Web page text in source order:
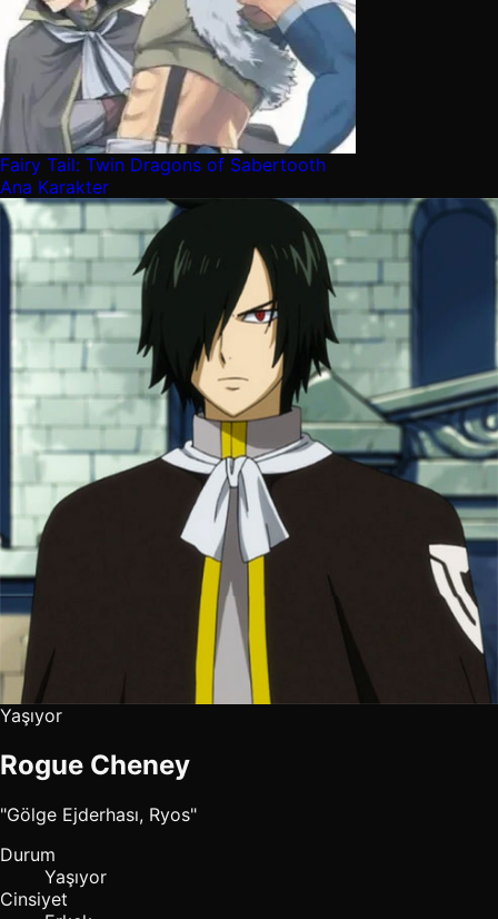
Fairy Tail: Twin Dragons of Sabertooth
Ana Karakter
Yaşıyor
Rogue Cheney
"Gölge Ejderhası, Ryos"
Durum
Yaşıyor
Cinsiyet